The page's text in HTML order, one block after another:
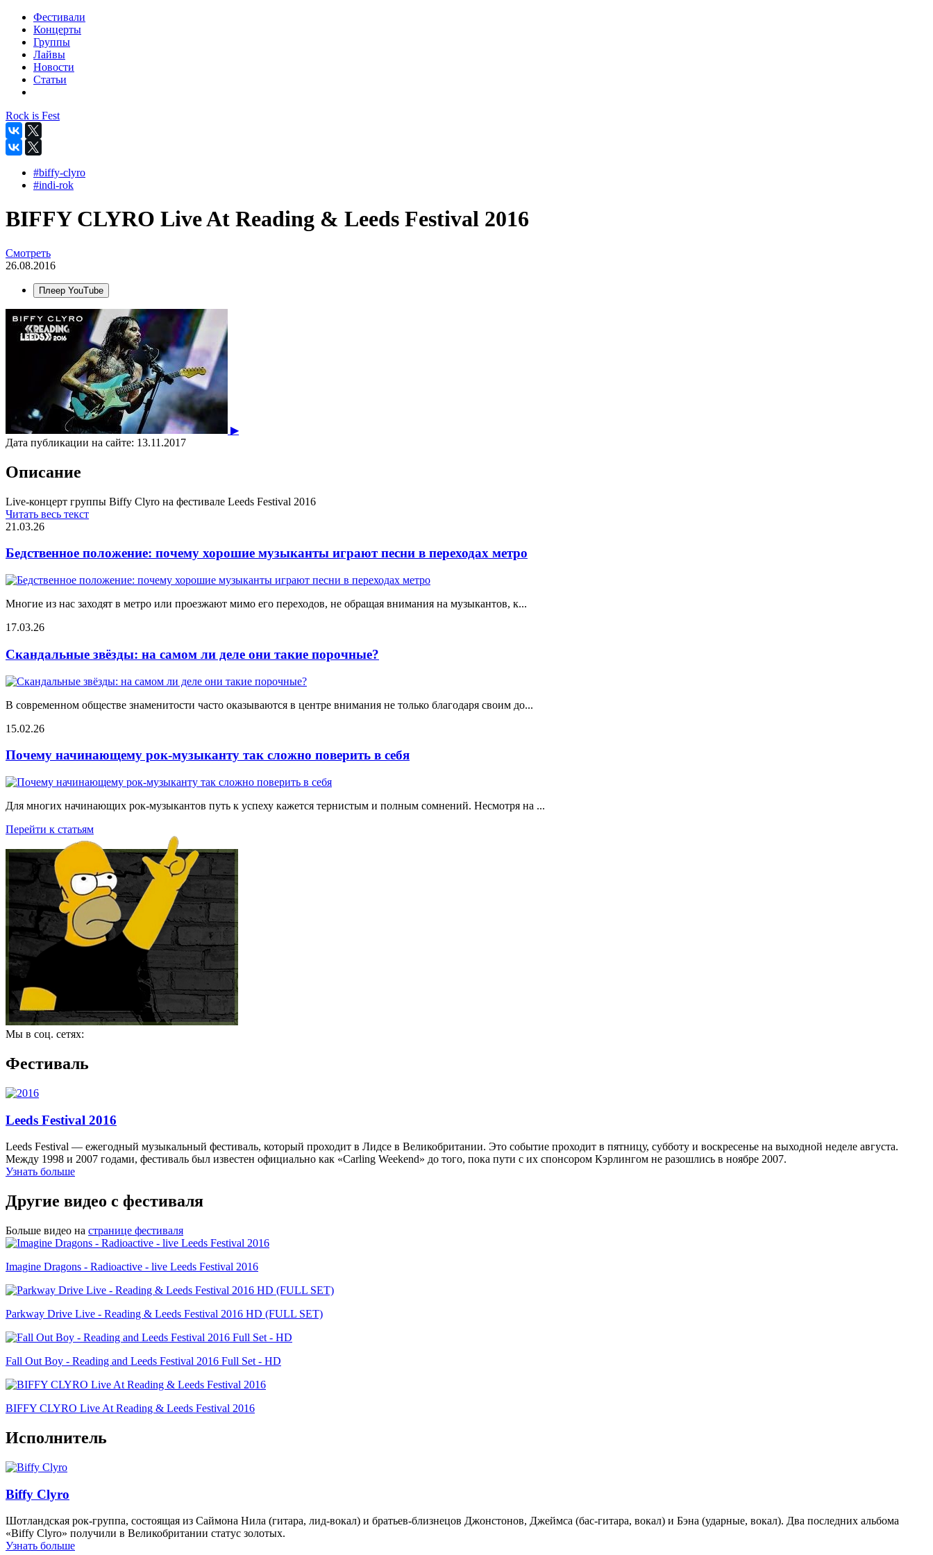
Фестивали
Концерты
Группы
Лайвы
Новости
Статьи
Rock is Fest
#biffy-clyro
#indi-rok
BIFFY CLYRO Live At Reading & Leeds Festival 2016
Смотреть
26.08.2016
Плеер YouTube
▶
Дата публикации на сайте: 13.11.2017
Описание
Live-концерт группы Biffy Clyro на фестивале Leeds Festival 2016
Читать весь текст
21.03.26
Бедственное положение: почему хорошие музыканты играют песни в переходах метро
Многие из нас заходят в метро или проезжают мимо его переходов, не обращая внимания на музыкантов, к...
17.03.26
Скандальные звёзды: на самом ли деле они такие порочные?
В современном обществе знаменитости часто оказываются в центре внимания не только благодаря своим до...
15.02.26
Почему начинающему рок-музыканту так сложно поверить в себя
Для многих начинающих рок-музыкантов путь к успеху кажется тернистым и полным сомнений. Несмотря на ...
Перейти к статьям
Мы в соц. сетях:
Фестиваль
Leeds Festival 2016
Leeds Festival — ежегодный музыкальный фестиваль, который проходит в Лидсе в Великобритании. Это событие проходит в пятницу, субботу и воскресенье на выходной неделе августа.
Между 1998 и 2007 годами, фестиваль был известен официально как «Carling Weekend» до того, пока пути с их спонсором Кэрлингом не разошлись в ноябре 2007.
Узнать больше
Другие видео с фестиваля
Больше видео на странице фестиваля
Imagine Dragons - Radioactive - live Leeds Festival 2016
Parkway Drive Live - Reading & Leeds Festival 2016 HD (FULL SET)
Fall Out Boy - Reading and Leeds Festival 2016 Full Set - HD
BIFFY CLYRO Live At Reading & Leeds Festival 2016
Исполнитель
Biffy Clyro
Шотландская рок-группа, состоящая из Саймона Нила (гитара, лид-вокал) и братьев-близнецов Джонстонов, Джеймса (бас-гитара, вокал) и Бэна (ударные, вокал). Два последних альбома
«Biffy Clyro» получили в Великобритании статус золотых.
Узнать больше